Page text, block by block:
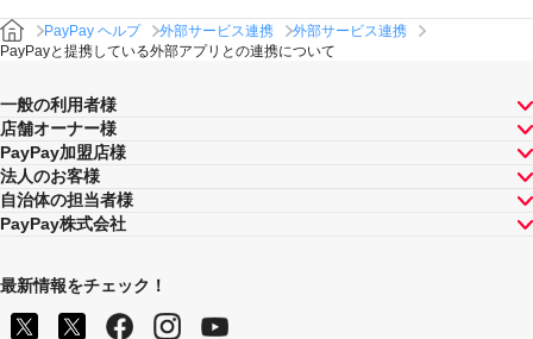
PayPay ヘルプ 外部サービス連携
外部サービス連携
PayPayと提携している外部アプリとの連携について
一般の利用者様
店舗オーナー様
PayPay加盟店様
法人のお客様
自治体の担当者様
PayPay株式会社
最新情報をチェック！